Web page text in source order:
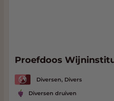
Proefdoos
Diversen, Divers
Diversen druiven